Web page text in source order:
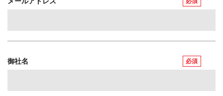
御社名 必須